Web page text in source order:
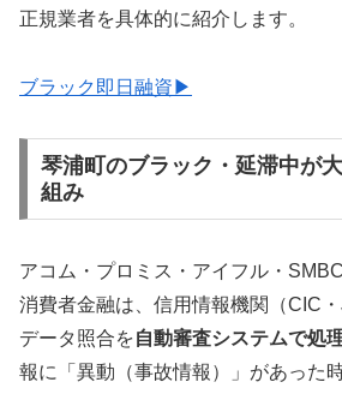
正規業者を具体的に紹介します。
ブラック即日融資▶
琴浦町のブラック・延滞中が
組み
アコム・プロミス・アイフル・
消費者金融は、信用情報機関（CIC
データ照合を自動審査システムで処
報に「異動（事故情報）」があった